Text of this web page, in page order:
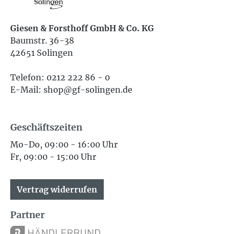
Giesen & Forsthoff GmbH & Co. KG
Baumstr. 36-38
42651 Solingen
Telefon: 0212 222 86 - 0
E-Mail: shop@gf-solingen.de
Geschäftszeiten
Mo-Do, 09:00 - 16:00 Uhr
Fr, 09:00 - 15:00 Uhr
Vertrag widerrufen
Partner